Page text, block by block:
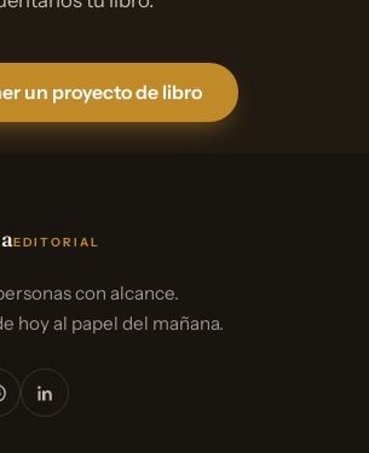
un proyecto de libro
EDITORIAL
con alcance.
hoy al papel del mañana.